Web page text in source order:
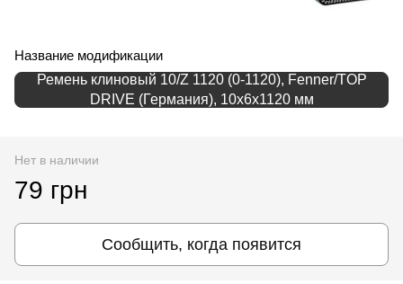
Название модификации
Ремень клиновый 10/Z 1120 (0-1120), Fenner/TOP
DRIVE (Германия), 10х6х1120 мм
Нет в наличии
79 грн
Сообщить, когда появится